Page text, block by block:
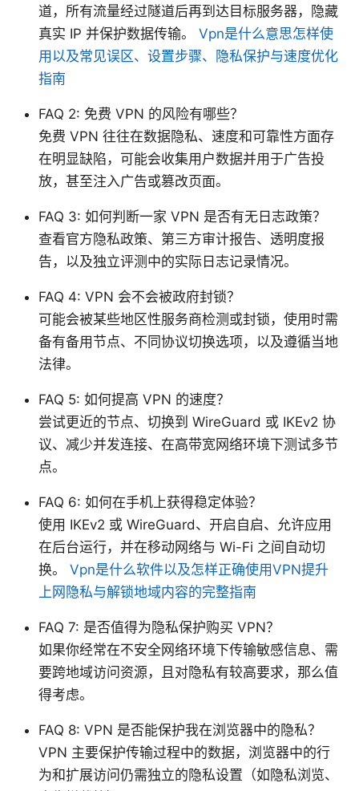
道，所有流量经过隧道后再到达目标服务器，隐藏
真实 IP 并保护数据传输。 Vpn是什么意思怎样使
用以及常见误区、设置步骤、隐私保护与速度优化
指南
FAQ 2: 免费 VPN 的风险有哪些？
免费 VPN 往往在数据隐私、速度和可靠性方面存
在明显缺陷，可能会收集用户数据并用于广告投
放，甚至注入广告或篡改页面。
FAQ 3: 如何判断一家 VPN 是否有无日志政策？
查看官方隐私政策、第三方审计报告、透明度报
告，以及独立评测中的实际日志记录情况。
FAQ 4: VPN 会不会被政府封锁？
可能会被某些地区性服务商检测或封锁，使用时需
备有备用节点、不同协议切换选项，以及遵循当地
法律。
FAQ 5: 如何提高 VPN 的速度？
尝试更近的节点、切换到 WireGuard 或 IKEv2 协
议、减少并发连接、在高带宽网络环境下测试多节
点。
FAQ 6: 如何在手机上获得稳定体验？
使用 IKEv2 或 WireGuard、开启自启、允许应用
在后台运行，并在移动网络与 Wi-Fi 之间自动切
换。 Vpn是什么软件以及怎样正确使用VPN提升
上网隐私与解锁地域内容的完整指南
FAQ 7: 是否值得为隐私保护购买 VPN？
如果你经常在不安全网络环境下传输敏感信息、需
要跨地域访问资源，且对隐私有较高要求，那么值
得考虑。
FAQ 8: VPN 是否能保护我在浏览器中的隐私？
VPN 主要保护传输过程中的数据，浏览器中的行
为和扩展访问仍需独立的隐私设置（如隐私浏览、